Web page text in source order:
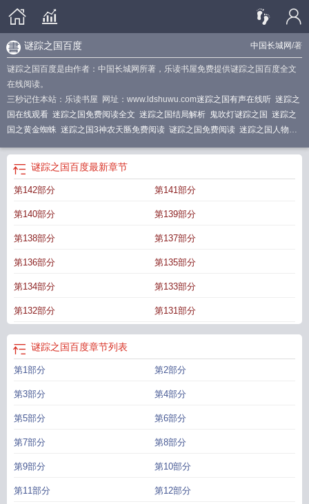
中国长城网/著
谜踪之国百度
谜踪之国百度是由作者：中国长城网所著，乐读书屋免费提供谜踪之国百度全文
在线阅读。
三秒记住本站：乐读书屋 网址：www.ldshuwu.com迷踪之国有声在线听 迷踪之
国在线观看 迷踪之国免费阅读全文 迷踪之国结局解析 鬼吹灯谜踪之国 迷踪之
国之黄金蜘蛛 迷踪之国3神农天匦免费阅读 谜踪之国免费阅读 迷踪之国人物结
之国阿脆结局
迷踪之国TXT 迷踪之国楼兰妖耳
之国结局
之国玉飞燕结局
谜踪之国有声
之国雾隐占婆
迷踪之国有几部 谜踪之国雾隐占婆
谜踪之国百度最新章节
第142部分 第141部分
第140部分 第139部分
第138部分 第137部分
第136部分 第135部分
第134部分 第133部分
第132部分 第131部分
谜踪之国百度章节列表
第1部分 第2部分
第3部分 第4部分
第5部分 第6部分
第7部分 第8部分
第9部分 第10部分
第11部分 第12部分